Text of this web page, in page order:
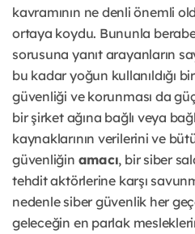
kavramının ne denli önemli
ortaya koydu. Bununla
sorusuna yanıt arayanların
bu kadar yoğun kullanıldığı
güvenliği ve korunması da
bir şirket ağına bağlı veya
kaynaklarının verilerini ve
güvenliğin amacı, bir siber
tehdit aktörlerine karşı
nedenle siber güvenlik her
geleceğin en parlak